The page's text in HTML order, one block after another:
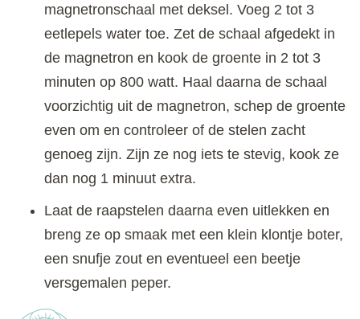
magnetronschaal met deksel. Voeg 2 tot 3
eetlepels water toe. Zet de schaal afgedekt in
de magnetron en kook de groente in 2 tot 3
minuten op 800 watt. Haal daarna de schaal
voorzichtig uit de magnetron, schep de groente
even om en controleer of de stelen zacht
genoeg zijn. Zijn ze nog iets te stevig, kook ze
dan nog 1 minuut extra.
Laat de raapstelen daarna even uitlekken en
breng ze op smaak met een klein klontje boter,
een snufje zout en eventueel een beetje
versgemalen peper.